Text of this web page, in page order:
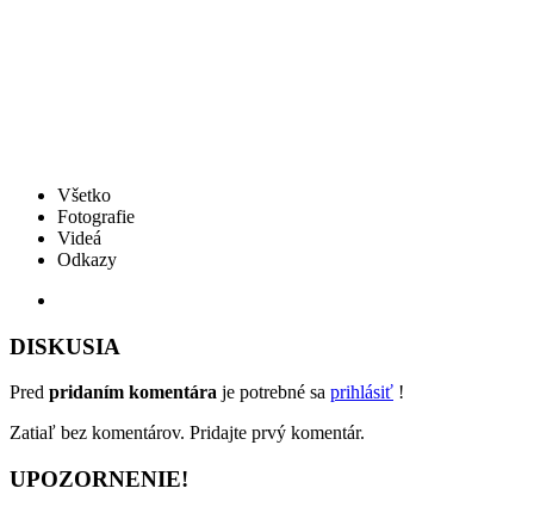
Všetko
Fotografie
Videá
Odkazy
DISKUSIA
Pred pridaním komentára je potrebné sa prihlásiť !
Zatiaľ bez komentárov. Pridajte prvý komentár.
UPOZORNENIE!